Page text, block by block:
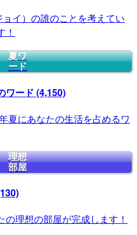
イ）の誰のことを考えてい
夏ワ
ード
ワード (4,150)
夏にあなたの生活を占めるワ
理想
部屋
理想の部屋が完成します！